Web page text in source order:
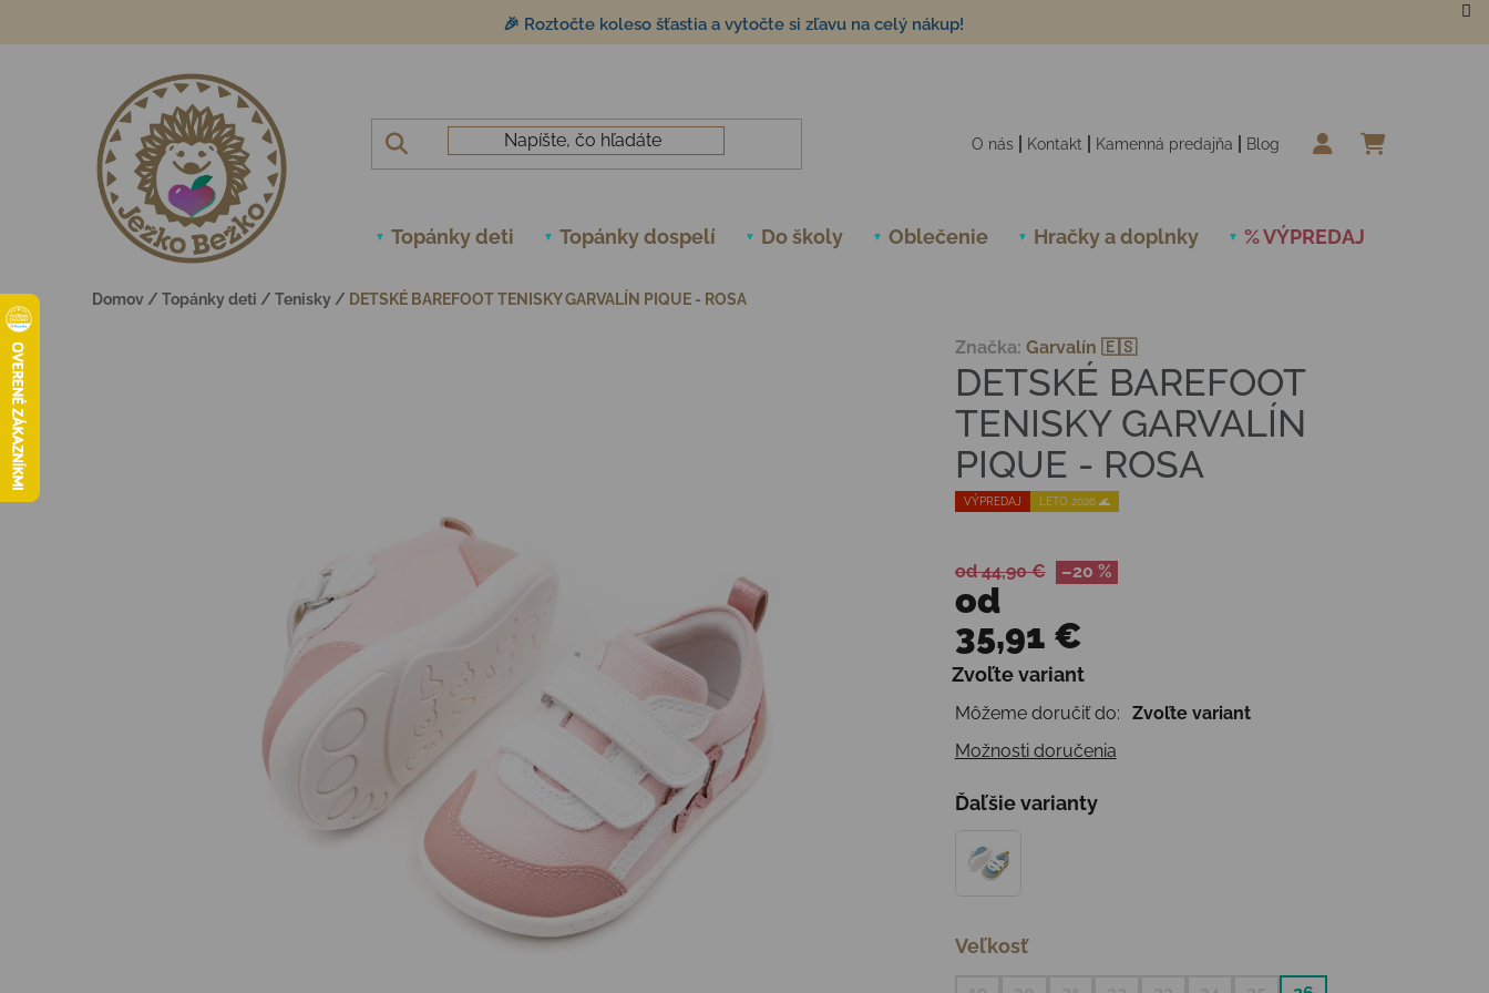
🎉 Roztočte koleso šťastia a vytočte si zľavu na celý nákup!
O nás Kontakt Kamenná predajňa Blog
Topánky deti Topánky dospelí Do školy Oblečenie Hračky a doplnky % VÝPREDAJ
Domov / Topánky deti / Tenisky / DETSKÉ BAREFOOT TENISKY GARVALÍN PIQUE - ROSA
VÝPREDAJ LETO 2026 🌊
DETSKÉ BAREFOOT
TENISKY GARVALÍN
PIQUE - ROSA
Značka: Garvalín 🇪🇸
od 44,90 € –20 %
od
35,91 €
Jednotková cena:
Zvoľte variant
Môžeme doručiť do:
Zvoľte variant
Možnosti doručenia
Ďaľšie varianty
Veľkosť